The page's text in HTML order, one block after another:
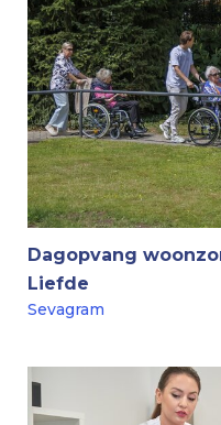
Dagopvang
Liefde
Sevagram